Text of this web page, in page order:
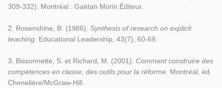
309-332). Montréal : Gaëtan Morin Éditeur.
2. Rosenshine, B. (1986). Synthesis of research on explicit
teaching. Educational Leadership, 43(7), 60-69.
3. Bissonnette, S. et Richard, M. (2001). Comment construire des
compétences en classe, des outils pour la réforme. Montréal, éd.
Chenelière/McGraw-Hill.